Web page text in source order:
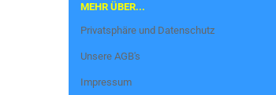
MEHR ÜBER...
Privatsphäre und Datenschutz
Unsere AGB's
Impressum